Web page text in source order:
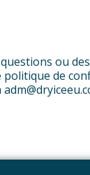
ou
de